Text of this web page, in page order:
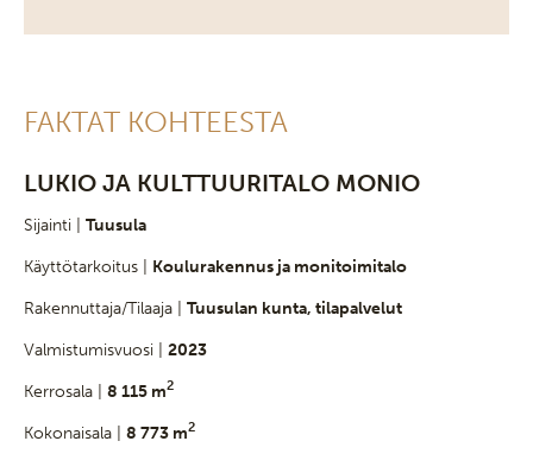
FAKTAT KOHTEESTA
LUKIO JA KULTTUURITALO MONIO
Sijainti | Tuusula
Käyttötarkoitus | Koulurakennus ja monitoimitalo
Rakennuttaja/Tilaaja | Tuusulan kunta, tilapalvelut
Valmistumisvuosi | 2023
Kerrosala | 8 115 m2
Kokonaisala | 8 773 m2